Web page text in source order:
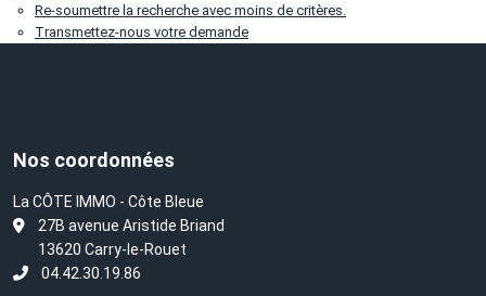
Re-soumettre la recherche avec moins de critères.
Transmettez-nous votre demande
Nos coordonnées
La CÔTE IMMO - Côte Bleue
27B avenue Aristide Briand
13620 Carry-le-Rouet
04.42.30.19.86